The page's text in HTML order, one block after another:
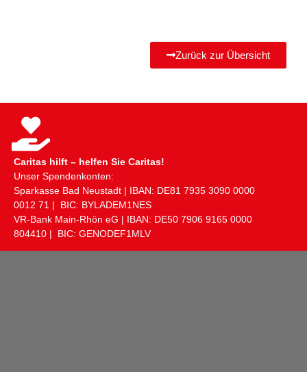
Zurück zur Übersicht
Caritas hilft – helfen Sie Caritas!
Unser Spendenkonten:
Sparkasse Bad Neustadt | IBAN: DE81 ​7935 ​3090 ​0000 ​
0012 ​71 | BIC: BYLADEM1NES
VR-Bank Main-Rhön eG | IBAN: DE50 ​7906 ​9165 ​0000 ​
804410 | BIC: GENODEF1MLV